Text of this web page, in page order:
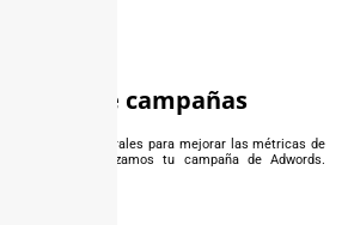
de campañas
cambios estructurales para mejorar las métricas de
SEM. Optimizamos tu campaña de Adwords.